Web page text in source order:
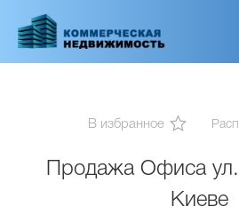
основному
В избранное
Продажа Офиса
Киеве